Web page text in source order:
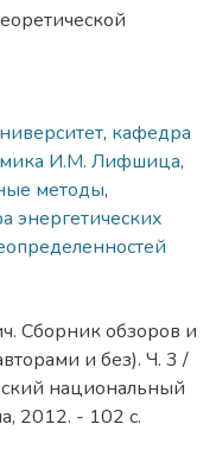
, кафедра
И.М. Лифшица,
методы,
энергетических
Сборник обзоров и
и без). Ч. 3 /
национальный
2012. - 102 c.